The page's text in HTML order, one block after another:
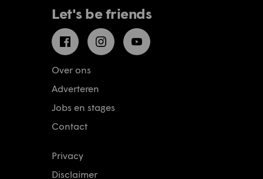
Let's be friends
FacebookInstagramYouTube
Over ons
Adverteren
Jobs en stages
Contact
Privacy
Disclaimer